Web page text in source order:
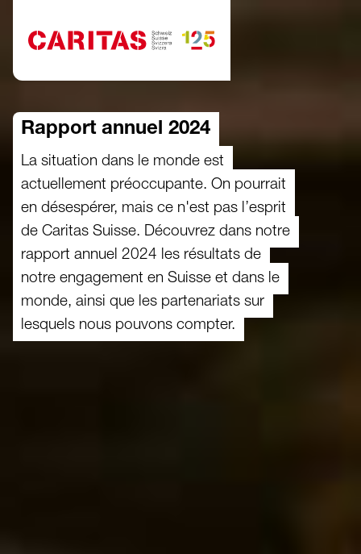
Rapport annuel 2024
La situation dans le monde est
actuellement préoccupante. On pourrait
en désespérer, mais ce n'est pas l’esprit
de Caritas Suisse. Découvrez dans notre
rapport annuel 2024 les résultats de
notre engagement en Suisse et dans le
monde, ainsi que les partenariats sur
lesquels nous pouvons compter.